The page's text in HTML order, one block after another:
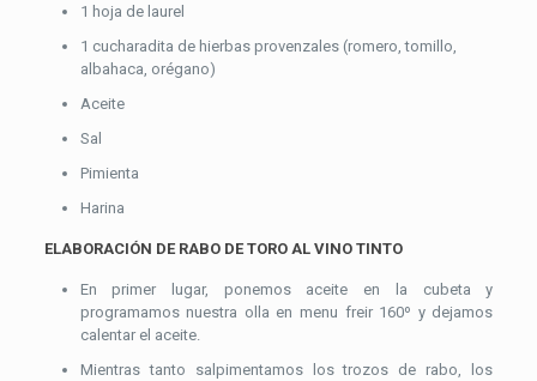
1 hoja de laurel
1 cucharadita de hierbas provenzales (romero, tomillo,
albahaca, orégano)
Aceite
Sal
Pimienta
Harina
ELABORACIÓN DE RABO DE TORO AL VINO TINTO
En primer lugar, ponemos aceite en la cubeta y
programamos nuestra olla en menu freir 160º y dejamos
calentar el aceite.
Mientras tanto salpimentamos los trozos de rabo, los